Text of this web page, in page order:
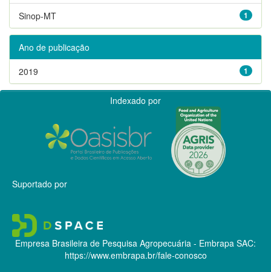
1
Sinop-MT
Ano de publicação
1
2019
Indexado por
Suportado por
Empresa Brasileira de Pesquisa Agropecuária - Embrapa SAC:
https://www.embrapa.br/fale-conosco